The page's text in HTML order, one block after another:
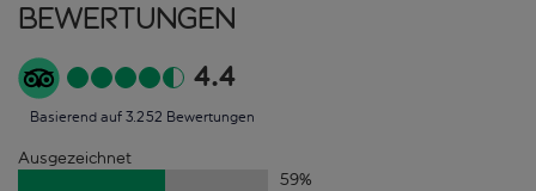
Bewertungen
4.4
Basierend auf 3.252 Bewertungen
Ausgezeichnet
59%